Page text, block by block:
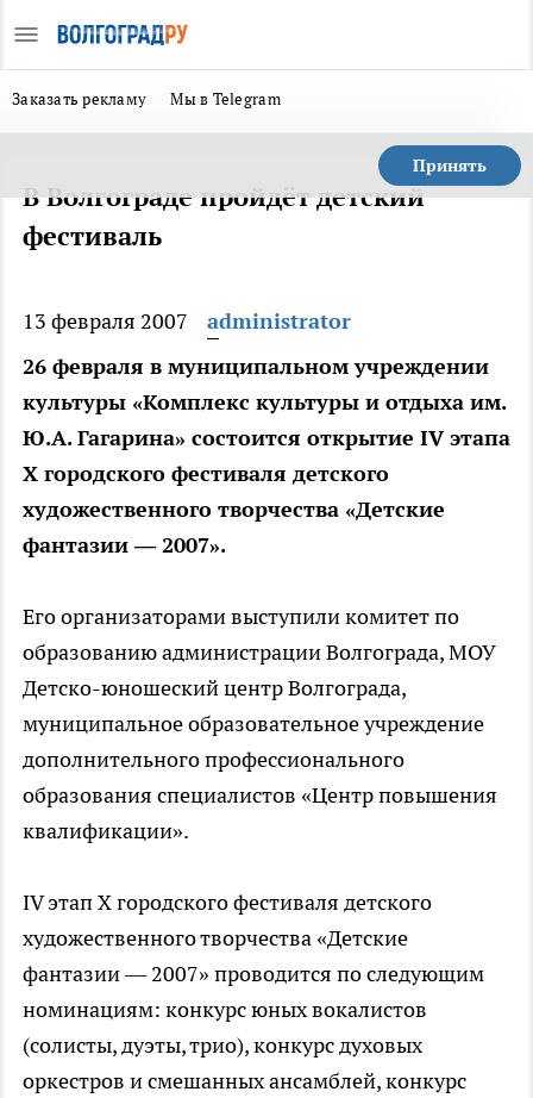
Заказать рекламу Мы в Telegram
Принять
В Волгограде пройдёт детский
фестиваль
13 февраля 2007
administrator
26 февраля в муниципальном учреждении
культуры «Комплекс культуры и отдыха им.
Ю.А. Гагарина» состоится открытие IV этапа
X городского фестиваля детского
художественного творчества «Детские
фантазии — 2007».
Его организаторами выступили комитет по
образованию администрации Волгограда, МОУ
Детско-юношеский центр Волгограда,
муниципальное образовательное учреждение
дополнительного профессионального
образования специалистов «Центр повышения
квалификации».
IV этап X городского фестиваля детского
художественного творчества «Детские
фантазии — 2007» проводится по следующим
номинациям: конкурс юных вокалистов
(солисты, дуэты, трио), конкурс духовых
оркестров и смешанных ансамблей, конкурс